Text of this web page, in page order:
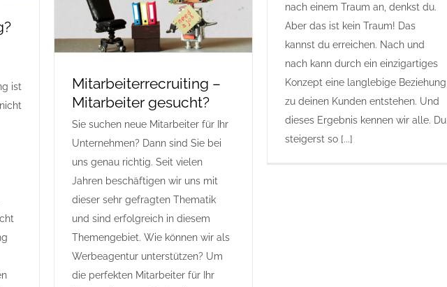
nach einem Traum an, denkst du.
Aber das ist kein Traum! Das
kannst du erreichen. Nach und
nach kann durch ein einzigartiges
Konzept eine langlebige Beziehung
zu deinen Kunden entstehen. Und
dieses Ergebnis kennen wir alle. Du
steigerst so [...]
ist
und mehrInternetagentur für den Raum
Koblenz - LimburgVideos
Mitarbeiterrecruiting –
Mitarbeiter gesucht?
Sie suchen neue Mitarbeiter für Ihr
Unternehmen? Dann sind Sie bei
uns genau richtig. Seit vielen
Jahren beschäftigen wir uns mit
dieser sehr gefragten Thematik
und sind erfolgreich in diesem
Themengebiet. Wie können wir als
Werbeagentur unterstützen? Um
die perfekten Mitarbeiter für Ihr